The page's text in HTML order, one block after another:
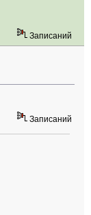
Записаний
Записаний